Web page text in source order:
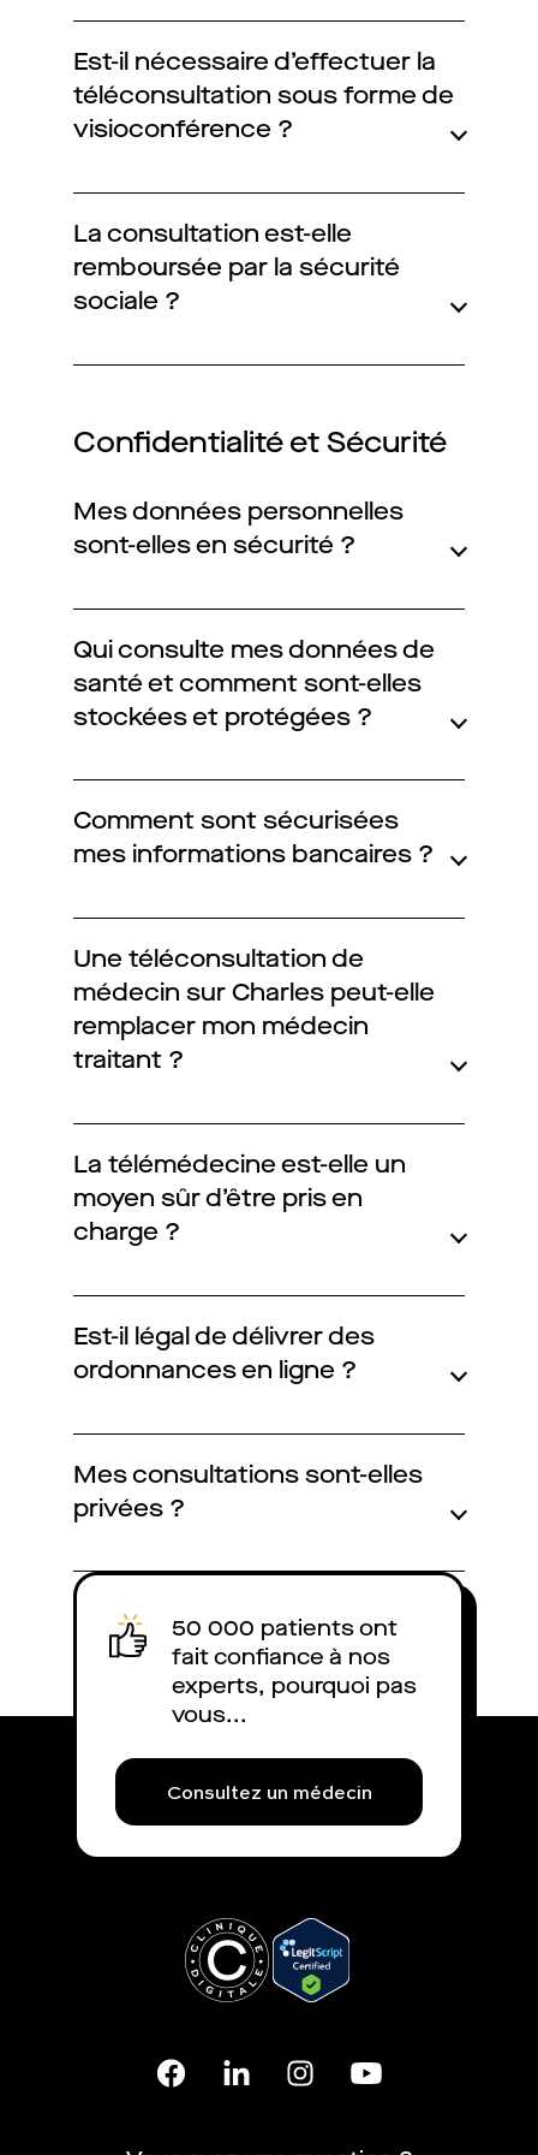
Est-il nécessaire d’effectuer la
téléconsultation sous forme de
visioconférence ?
La consultation est-elle
remboursée par la sécurité
sociale ?
Confidentialité et Sécurité
Mes données personnelles
sont-elles en sécurité ?
Qui consulte mes données de
santé et comment sont-elles
stockées et protégées ?
Comment sont sécurisées
mes informations bancaires ?
Une téléconsultation de
médecin sur Charles peut-elle
remplacer mon médecin
traitant ?
La télémédecine est-elle un
moyen sûr d’être pris en
charge ?
Est-il légal de délivrer des
ordonnances en ligne ?
Mes consultations sont-elles
privées ?
50 000 patients ont
fait confiance à nos
experts, pourquoi pas
vous...
Consultez un médecin